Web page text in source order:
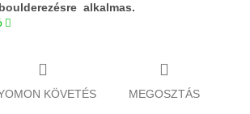
alkalmas.
KÖVETÉS MEGOSZTÁS